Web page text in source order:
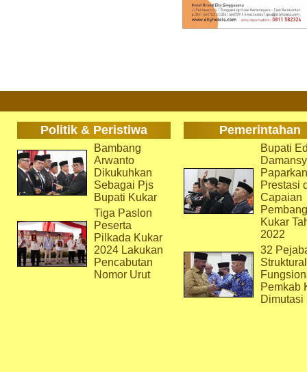
Politik & Peristiwa Pemerintahan
Bambang
Arwanto
Dikukuhkan
Sebagai Pjs
Bupati Kukar
Tiga Paslon
Peserta
Pilkada Kukar
2024 Lakukan
Pencabutan
Nomor Urut
Bupati
Paparkan
Prestasi
Capaian
Kukar
2022
32
Pemkab
Dimutasi